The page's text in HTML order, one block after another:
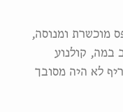
מוכשרת ומנוסה,
במה, קולנוע
לא היה מסובך